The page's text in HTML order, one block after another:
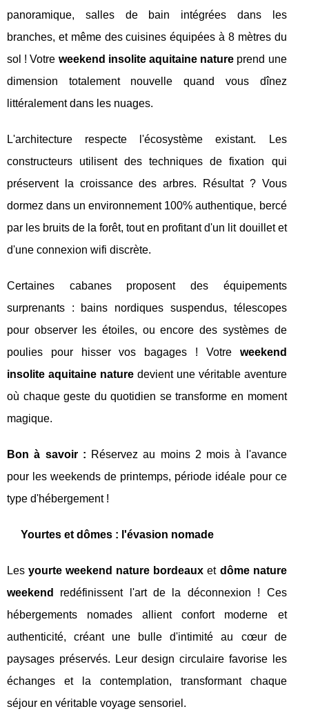
panoramique, salles de bain intégrées dans les
branches, et même des cuisines équipées à 8 mètres du
sol ! Votre weekend insolite aquitaine nature prend une
dimension totalement nouvelle quand vous dînez
littéralement dans les nuages.
L'architecture respecte l'écosystème existant. Les
constructeurs utilisent des techniques de fixation qui
préservent la croissance des arbres. Résultat ? Vous
dormez dans un environnement 100% authentique, bercé
par les bruits de la forêt, tout en profitant d'un lit douillet et
d'une connexion wifi discrète.
Certaines cabanes proposent des équipements
surprenants : bains nordiques suspendus, télescopes
pour observer les étoiles, ou encore des systèmes de
poulies pour hisser vos bagages ! Votre weekend
insolite aquitaine naturedevient une véritable aventure
où chaque geste du quotidien se transforme en moment
magique.
Bon à savoir : Réservez au moins 2 mois à l'avance
pour les weekends de printemps, période idéale pour ce
type d'hébergement !
Yourtes et dômes : l'évasion nomade
Lesyourte weekend nature bordeaux et dôme nature
weekend
redéfinissent l'art de la déconnexion ! Ces
hébergements nomades allient confort moderne et
authenticité, créant une bulle d'intimité au cœur de
paysages préservés. Leur design circulaire favorise les
échanges et la contemplation, transformant chaque
séjour en véritable voyage sensoriel.